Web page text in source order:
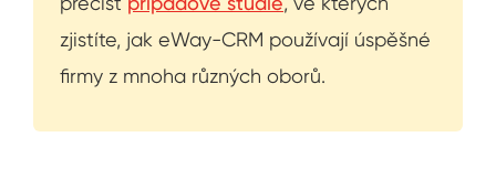
zjistíte, jak eWay-CRM používají úspěšné
firmy z mnoha různých oborů.